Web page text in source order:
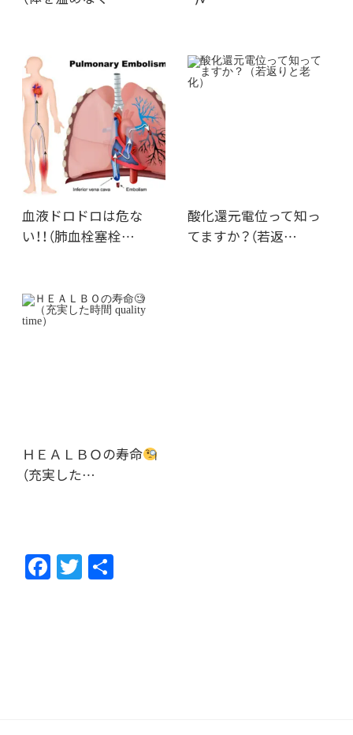
血液ドロドロは危な
い！！（肺血栓塞栓…
酸化還元電位って知っ
てますか？（若返…
ＨＥＡＬＢＯの寿命
（充実した…
F
ac
T
w